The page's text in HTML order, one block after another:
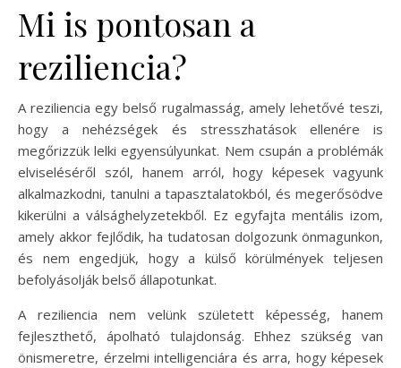
Mi is pontosan a
reziliencia?
A reziliencia egy belső rugalmasság, amely lehetővé teszi,
hogy a nehézségek és stresszhatások ellenére is
megőrizzük lelki egyensúlyunkat. Nem csupán a problémák
elviseléséről szól, hanem arról, hogy képesek vagyunk
alkalmazkodni, tanulni a tapasztalatokból, és megerősödve
kikerülni a válsághelyzetekből. Ez egyfajta mentális izom,
amely akkor fejlődik, ha tudatosan dolgozunk önmagunkon,
és nem engedjük, hogy a külső körülmények teljesen
befolyásolják belső állapotunkat.
A reziliencia nem velünk született képesség, hanem
fejleszthető, ápolható tulajdonság. Ehhez szükség van
önismeretre, érzelmi intelligenciára és arra, hogy képesek